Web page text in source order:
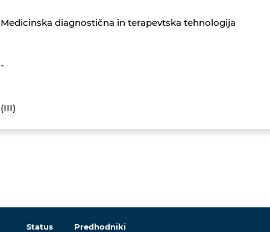
Medicinska diagnostična in terapevtska tehnologija
-
(III)
Status Predhodniki